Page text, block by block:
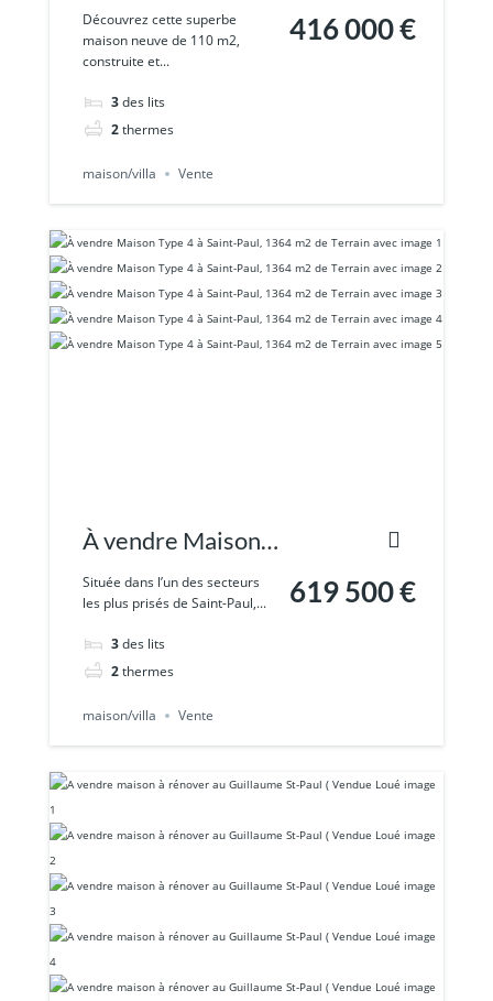
avec vue mer à
Piton Saint-Leu
Disponible imm
Découvrez cette superbe
maison neuve de 110 m2,
construite et...
3des lits
2thermes
416 000 €
maison/villa Vente
À vendre Maison
Type 4 à Saint-
Paul, 1364 m2 de
Terrain avec
Située dans l’un des secteurs
les plus prisés de Saint-Paul,...
3des lits
2thermes
619 500 €
maison/villa Vente